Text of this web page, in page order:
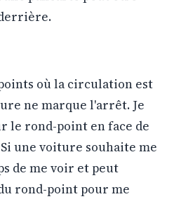
où la circulation est
ne marque l'arrêt. Je
le rond-point en face de
une voiture souhaite me
de me voir et peut
rond-point pour me